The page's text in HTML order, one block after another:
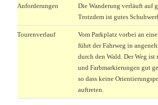
Anforderungen
Die Wanderung verläuft auf
Trotzdem ist gutes
Tourenverlauf
Vom Parkplatz vorbei an
führt der Fahrweg in
durch den Wald. Der Weg ist
und Farbmarkierungen gut
so dass keine
auftreten.